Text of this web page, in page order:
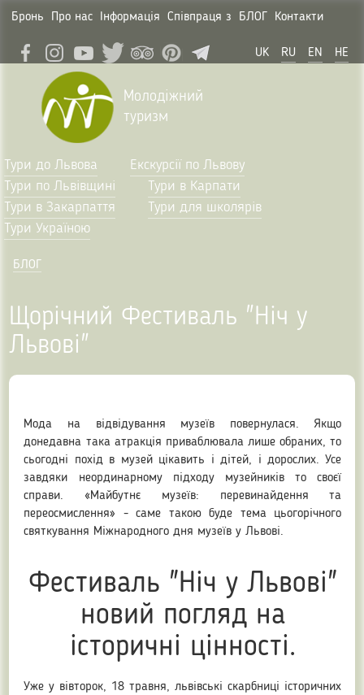
Бронь Про нас Інформація Співпраця з БЛОГ Контакти
UK RU EN HE
Молодіжний
туризм
Тури до Львова
Екскурсії по Львову
Тури по Львівщині
Тури в Карпати
Тури в Закарпаття
Тури для школярів
Тури Україною
БЛОГ
Щорічний Фестиваль "Ніч у
Львові"
Мода на відвідування музеїв повернулася. Якщо
донедавна така атракція приваблювала лише обраних, то
сьогодні похід в музей цікавить і дітей, і дорослих. Усе
завдяки неординарному підходу музейників то своєї
справи. «Майбутнє музеїв: перевинайдення та
переосмислення» - саме такою буде тема цьогорічного
святкування Міжнародного дня музеїв у Львові.
Фестиваль "Ніч у Львові"
новий погляд на
історичні цінності.
Уже у вівторок, 18 травня, львівські скарбниці історичних